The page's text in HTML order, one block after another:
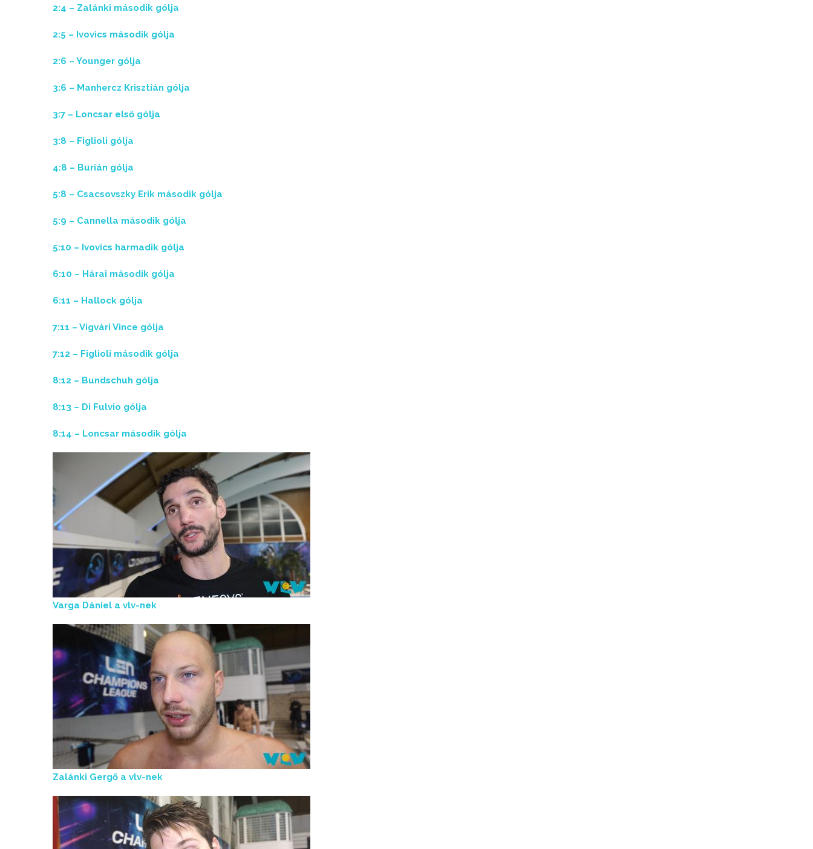
2:4 – Zalánki második gólja
2:5 – Ivovics második gólja
2:6 – Younger gólja
3:6 – Manhercz Krisztián gólja
3:7 – Loncsar első gólja
3:8 – Figlioli gólja
4:8 – Burián gólja
5:8 – Csacsovszky Erik második gólja
5:9 – Cannella második gólja
5:10 – Ivovics harmadik gólja
6:10 – Hárai második gólja
6:11 – Hallock gólja
7:11 – Vigvári Vince gólja
7:12 – Figlioli második gólja
8:12 – Bundschuh gólja
8:13 – Di Fulvio gólja
8:14 – Loncsar második gólja
Varga Dániel a vlv-nek
Zalánki Gergő a vlv-nek